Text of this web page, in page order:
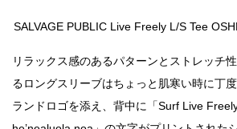
SALVAGE PUBLIC Live Freely L/S Tee
リラックス感のあるパターンとストレッチ
るロングスリーブはちょっと肌寒い時に丁
ランドロゴを添え、背中に「Surf Live